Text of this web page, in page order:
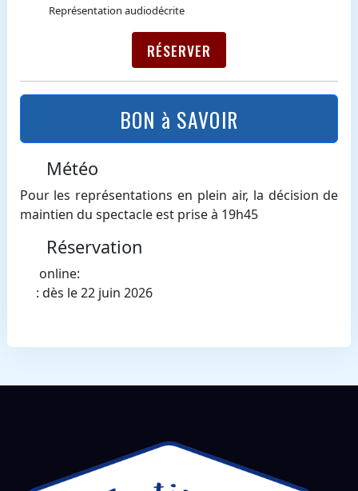
Représentation audiodécrite
RÉSERVER
BON à SAVOIR
Météo
Pour les représentations en plein air, la décision de
maintien du spectacle est prise à 19h45
Réservation
online:
: dès le 22 juin 2026